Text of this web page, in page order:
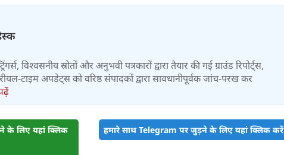
विश्वसनीय स्रोतों और अनुभवी पत्रकारों द्वारा तैयार की गई ग्राउंड रिपोर्ट्स,
रीयल-टाइम अपडेट्स को वरिष्ठ संपादकों द्वारा सावधानीपूर्वक जांच-परख कर
के लिए यहां क्लिक
हमारे साथ Telegram पर जुड़ने के लिए यहां क्लिक करें